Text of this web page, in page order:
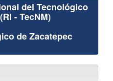
del Tecnológico
- TecNM)
de Zacatepec